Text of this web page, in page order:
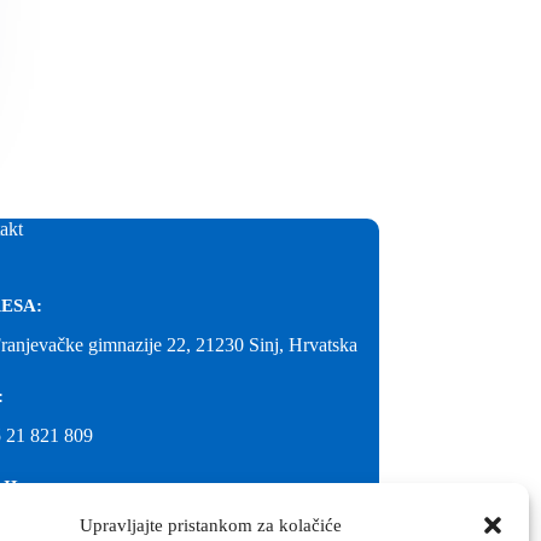
Upravljajte pristankom za kolačiće
gimnazije 22, 21230 Sinj, Hrvatska
21 821 809
franjevacka-klasicna-sinj.skole.hr